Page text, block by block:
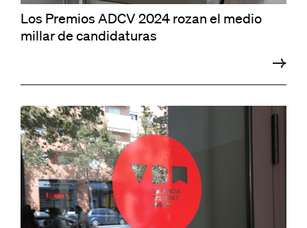
Los Premios ADCV 2024 rozan el medio
millar de candidaturas